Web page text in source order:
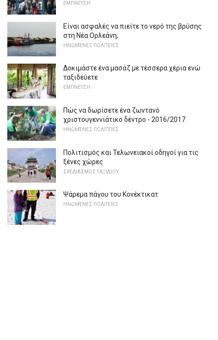
ΕΜΠΝΕΥΣΗ
Είναι ασφαλές να πιείτε το νερό της βρύσης
στη Νέα Ορλεάνη;
ΗΝΩΜΈΝΕΣ ΠΟΛΙΤΕΊΕΣ
Δοκιμάστε ένα μασάζ με τέσσερα χέρια ενώ
ταξιδεύετε
ΕΜΠΝΕΥΣΗ
Πώς να δωρίσετε ένα ζωντανό
χριστουγεννιάτικο δέντρο - 2016/2017
ΗΝΩΜΈΝΕΣ ΠΟΛΙΤΕΊΕΣ
Πολιτισμός και Τελωνειακοί οδηγοί για τις
ξένες χώρες
ΣΧΕΔΙΑΣΜΌΣ ΤΑΞΙΔΙΟΎ
Ψάρεμα πάγου του Κονέκτικατ
ΗΝΩΜΈΝΕΣ ΠΟΛΙΤΕΊΕΣ